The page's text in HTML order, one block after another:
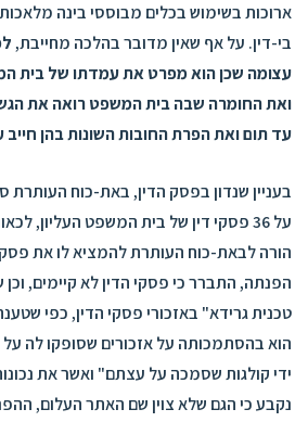
ארוכות בשימוש בכלים מבוססי בינה
בי-דין. על אף שאין מדובר בהלכה מחייבת,
עצומה שכן הוא מפרט את עמדתו של בית
ואת החומרה שבה בית המשפט רואה את
עד תום ואת הפרת החובות השונות בהן חייב
בעניין שנדון בפסק הדין, באת-כוח
על 36 פסקי דין של בית המשפט העליון,
הורה לבאת-כוח העותרת להמציא לו את
הפנתה, התברר כי פסקי הדין לא קיימים,
טכנית גרידא" באזכורי פסקי הדין, כפי
הוא בהסתמכותה על אזכורים שסופקו לה
ידי קולגות שסמכה על עצתם" ואשר את
נקבע כי הגם שלא צוין שם האתר העלום,